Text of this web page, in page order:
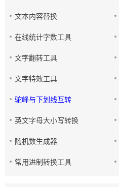
文本内容替换
在线统计字数工具
文字翻转工具
文字特效工具
驼峰与下划线互转
英文字母大小写转换
随机数生成器
常用进制转换工具